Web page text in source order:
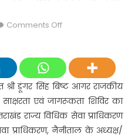
Comments Offon
पॉक्सो
एक्ट
पर
छात्रों
को
किया
श्री डूंगर सिंह बिष्ट आगर राजकीय
एवं जागरूकता शिविर का
राज्य विधिक सेवा प्राधिकरण
प्राधिकरण, नैनीताल के अध्यक्ष/